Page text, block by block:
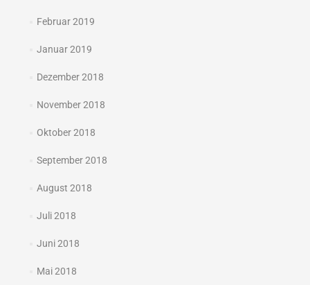
Februar 2019
Januar 2019
Dezember 2018
November 2018
Oktober 2018
September 2018
August 2018
Juli 2018
Juni 2018
Mai 2018